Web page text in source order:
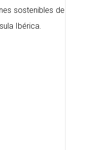
sostenibles de
Ibérica.